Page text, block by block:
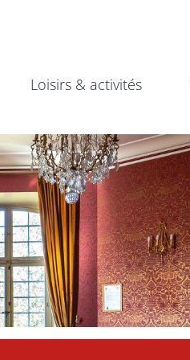
Loisirs & activités